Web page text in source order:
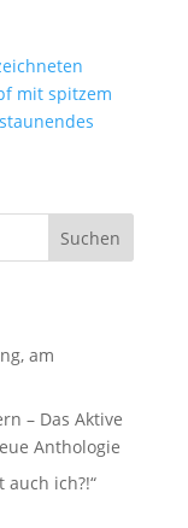
Suchen
am
– Das Aktive
Anthologie
ich?!“